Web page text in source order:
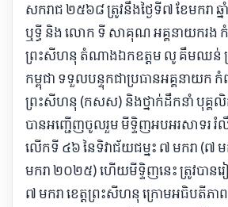
សករាជ ២៥៦៨ ត្រូវនឹងថ្ងៃទី៧ ខែមករា
ឬទ្ធី និង លោក ទី សាគុណ អគ្គនាយករង
ព្រះសីហនុ តំណាងឯកឧត្តម លូ គឹមឈន់ ប្រ
កម្ពុជា ទទួលបន្ទុកជាប្រធានអគ្គនាយក
ព្រះសីហនុ (កសស) និងថ្នាក់ដឹកនាំ បុគ្
បានអញ្ជើញចូលរួម មីទ្ទិញអបអរសាទរ
លើកទី ៤៦ នៃទិវាជ័យជម្នះ ៧ មករា (៧
មករា ២០២៥) ហើយមីទ្ទិញនេះ ត្រូវបានរ
៧ មករា ខេត្តព្រះសីហនុ ក្រោមអធិបតីភាព